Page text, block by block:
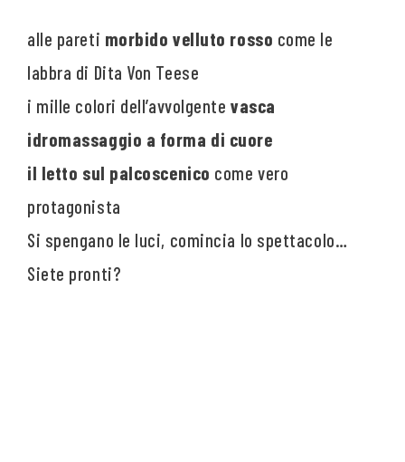
alle pareti morbido velluto rosso come le
labbra di Dita Von Teese
i mille colori dell’avvolgentevasca
idromassaggio a forma di cuore
il letto sul palcoscenico come vero
protagonista
Si spengano le luci, comincia lo spettacolo…
Siete pronti?